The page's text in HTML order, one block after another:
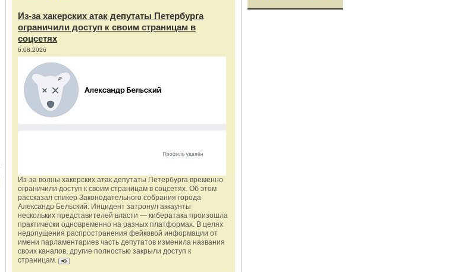
Из‑за хакерских атак депутаты Петербурга
ограничили доступ к своим страницам в
соцсетях
6.08.2026
Из‑за волны хакерских атак депутаты Петербурга временно
ограничили доступ к своим страницам в соцсетях. Об этом
рассказал спикер Законодательного собрания города
Александр Бельский. Инцидент затронул аккаунты
нескольких представителей власти — кибератака произошла
практически одновременно на разных платформах. В целях
недопущения распространения фейковой информации от
имени парламентариев часть депутатов изменила названия
своих каналов, другие полностью закрыли доступ к
страницам.